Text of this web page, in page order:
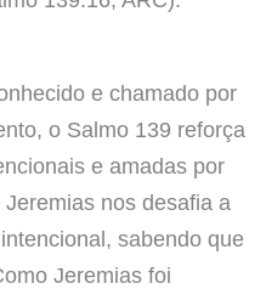
e chamado por
o Salmo 139 reforça
e amadas por
nos desafia a
sabendo que
Jeremias foi